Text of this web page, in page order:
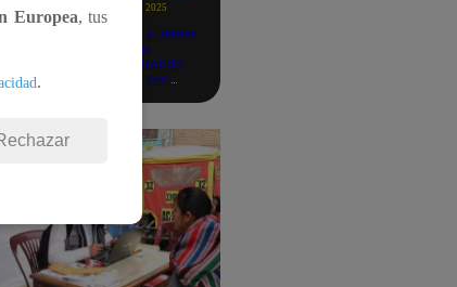
2025
Revisa si tienes
deudas
consultando
con tu DNI:
detalles
Europea, tus
.